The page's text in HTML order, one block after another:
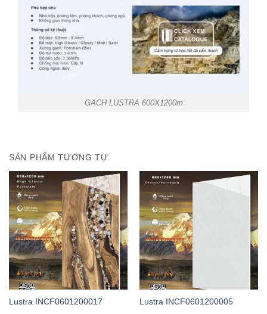
GACH LUSTRA 600X1200m
SẢN PHẨM TƯƠNG TỰ
Lustra INCF0601200017 Lustra INCF0601200005